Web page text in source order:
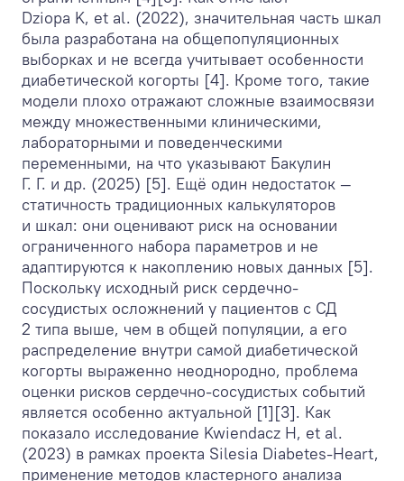
Dziopa K, et al. (2022), значительная часть шкал
была разработана на общепопуляционных
выборках и не всегда учитывает особенности
диабетической когорты [4]. Кроме того, такие
модели плохо отражают сложные взаимосвязи
между множественными клиническими,
лабораторными и поведенческими
переменными, на что указывают Бакулин
Г. Г. и др. (2025) [5]. Ещё один недостаток —
статичность традиционных калькуляторов
и шкал: они оценивают риск на основании
ограниченного набора параметров и не
адаптируются к накоплению новых данных [5].
Поскольку исходный риск сердечно-
сосудистых осложнений у пациентов с СД
2 типа выше, чем в общей популяции, а его
распределение внутри самой диабетической
когорты выраженно неоднородно, проблема
оценки рисков сердечно-сосудистых событий
является особенно актуальной [1][3]. Как
показало исследование Kwiendacz H, et al.
(2023) в рамках проекта Silesia Diabetes-Heart,
применение методов кластерного анализа